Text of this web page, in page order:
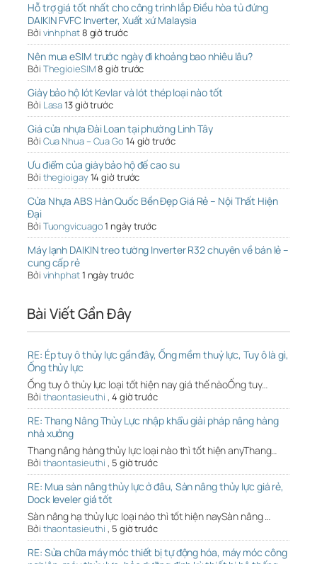
Hỗ trợ giá tốt nhất cho công trình lắp Điều hòa tủ đứng
DAIKIN FVFC Inverter, Xuất xứ Malaysia
Bởi vinhphat8 giờ trước
Nên mua eSIM trước ngày đi khoảng bao nhiêu lâu?
Bởi ThegioieSIM8 giờ trước
Giày bảo hộ lót Kevlar và lót thép loại nào tốt
Bởi Lasa13 giờ trước
Giá cửa nhựa Đài Loan tại phường Linh Tây
Bởi Cua Nhua – Cua Go 14 giờ trước
Ưu điểm của giày bảo hộ đế cao su
Bởi thegioigay14 giờ trước
Cửa Nhựa ABS Hàn Quốc Bền Đẹp Giá Rẻ – Nội Thất Hiện
Đại
Bởi Tuongvicuago1 ngày trước
Máy lạnh DAIKIN treo tường Inverter R32 chuyên về bán lẻ –
cung cấp rẻ
Bởi vinhphat1 ngày trước
Bài Viết Gần Đây
RE: Ép tuy ô thủy lực gần đây, Ống mềm thuỷ lực, Tuy ô là gì,
Ống thủy lực
Ống tuy ô thủy lực loại tốt hiện nay giá thế nàoỐng tuy…
Bởi thaontasieuthi , 4 giờ trước
RE: Thang Nâng Thủy Lực nhập khẩu giải pháp nâng hàng
nhà xưởng
Thang nâng hàng thủy lực loại nào thì tốt hiện anyThang…
Bởi thaontasieuthi , 5 giờ trước
RE: Mua sàn nâng thủy lực ở đâu, Sàn nâng thủy lực giá rẻ,
Dock leveler giá tốt
Sàn nâng hạ thủy lực loại nào thì tốt hiện naySàn nâng …
Bởi thaontasieuthi , 5 giờ trước
RE: Sửa chữa máy móc thiết bị tự động hóa, máy móc công